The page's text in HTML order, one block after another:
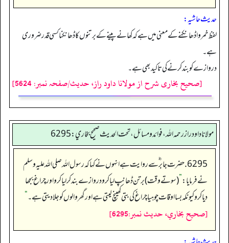
حدیث حاشیہ:
لفظ خمروا ڈھانکنے کے معنی میں ہے کہ کھانے پینے کے برتنوں کا ڈھانکنا کسی قدر ضروری
ہے۔
دروازے کو بند کرنے کی تاکید بھی ہے۔
[صحیح بخاری شرح از مولانا داود راز، حدیث/صفحہ نمبر: 5624]
مولانا داود راز رحمه الله، فوائد و مسائل، تحت الحديث صحيح بخاري: 6295
6295. حضرت جابر ؓ سے روایت ہے انہوں نے کہا کہ رسول اللہ صلی اللہ علیہ وسلم
نے فرمایا:”(سوتےوقت) برتن ڈھانپ لیا کرو دروازے بند کر لیا کرو اور چراغ بجھا
دیا کرو کیونکہ بسا اوقات چوہیا چراغ کی بتی کھینچ لیتی ہے اور گھر والوں کو جلا دیتی ہے۔“
[صحيح بخاري، حديث نمبر:6295]